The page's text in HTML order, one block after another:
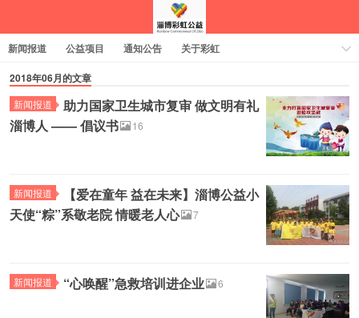
新闻报道 公益项目 通知公告 关于彩虹
2018年06月的文章
新闻报道
助力国家卫生城市复审 做文明有礼
淄博人 —— 倡议书
16
新闻报道
【爱在童年 益在未来】淄博公益小
天使“粽”系敬老院 情暖老人心
7
新闻报道 “心唤醒”急救培训进企业 6